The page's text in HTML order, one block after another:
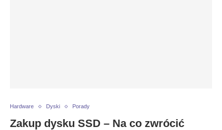
Hardware Dyski Porady
Zakup dysku SSD – Na co zwrócić